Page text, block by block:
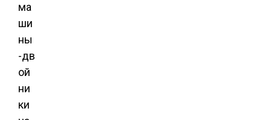
ма
ши
ны
-дв
ой
ни
ки